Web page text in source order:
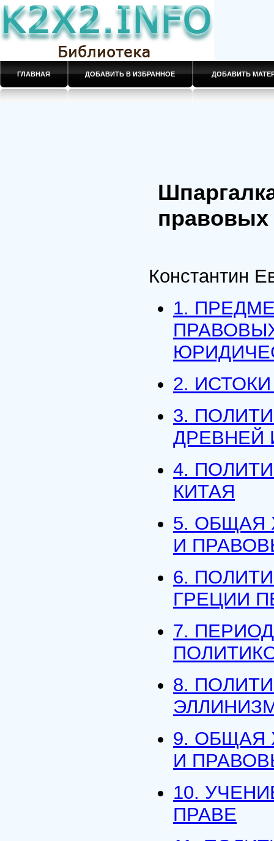
ГЛАВНАЯ ДОБАВИТЬ В ИЗБРАННОЕ ДОБАВИТЬ
правовых
Константин
1.
2.
3.
ДРЕВНЕЙ
4.
КИТАЯ
5. ОБЩАЯ
И
6.
ГРЕЦИИ
7.
8.
9. ОБЩАЯ
И
10.
ПРАВЕ